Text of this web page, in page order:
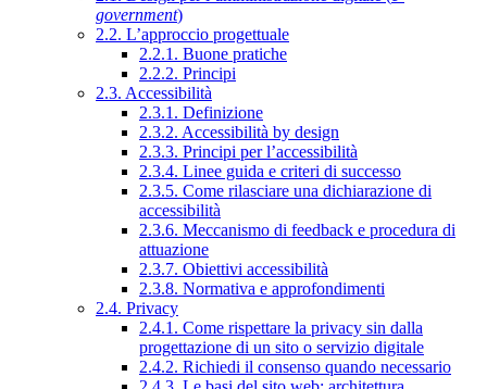
government)
2.2. L’approccio progettuale
2.2.1. Buone pratiche
2.2.2. Principi
2.3. Accessibilità
2.3.1. Definizione
2.3.2. Accessibilità by design
2.3.3. Principi per l’accessibilità
2.3.4. Linee guida e criteri di successo
2.3.5. Come rilasciare una dichiarazione di
accessibilità
2.3.6. Meccanismo di feedback e procedura di
attuazione
2.3.7. Obiettivi accessibilità
2.3.8. Normativa e approfondimenti
2.4. Privacy
2.4.1. Come rispettare la privacy sin dalla
progettazione di un sito o servizio digitale
2.4.2. Richiedi il consenso quando necessario